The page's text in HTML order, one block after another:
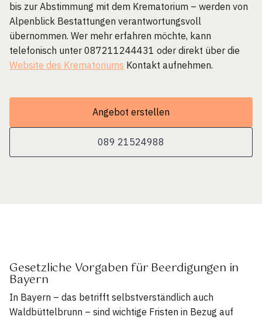
bis zur Abstimmung mit dem Krematorium – werden von
Alpenblick Bestattungen verantwortungsvoll
übernommen. Wer mehr erfahren möchte, kann
telefonisch unter 087211244431 oder direkt über die
Website des Krematoriums Kontakt aufnehmen.
Angebot erstellen
089 21524988
Gesetzliche Vorgaben für Beerdigungen in
Bayern
In Bayern – das betrifft selbstverständlich auch
Waldbüttelbrunn – sind wichtige Fristen in Bezug auf